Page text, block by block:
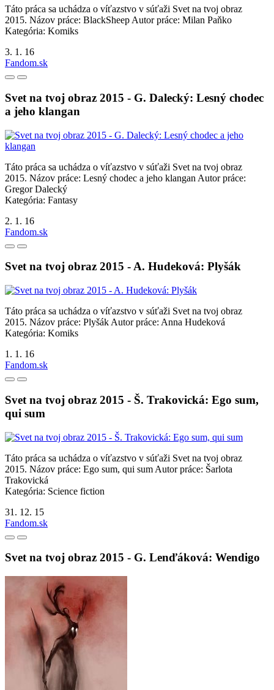
Táto práca sa uchádza o víťazstvo v súťaži Svet na tvoj obraz
2015. Názov práce: BlackSheep Autor práce: Milan Paňko
Kategória: Komiks
3. 1. 16
Fandom.sk
Svet na tvoj obraz 2015 - G. Dalecký: Lesný chodec
a jeho klangan
Táto práca sa uchádza o víťazstvo v súťaži Svet na tvoj obraz
2015. Názov práce: Lesný chodec a jeho klangan Autor práce:
Gregor Dalecký
Kategória: Fantasy
2. 1. 16
Fandom.sk
Svet na tvoj obraz 2015 - A. Hudeková: Plyšák
Táto práca sa uchádza o víťazstvo v súťaži Svet na tvoj obraz
2015. Názov práce: Plyšák Autor práce: Anna Hudeková
Kategória: Komiks
1. 1. 16
Fandom.sk
Svet na tvoj obraz 2015 - Š. Trakovická: Ego sum,
qui sum
Táto práca sa uchádza o víťazstvo v súťaži Svet na tvoj obraz
2015. Názov práce: Ego sum, qui sum Autor práce: Šarlota
Trakovická
Kategória: Science fiction
31. 12. 15
Fandom.sk
Svet na tvoj obraz 2015 - G. Lenďáková: Wendigo